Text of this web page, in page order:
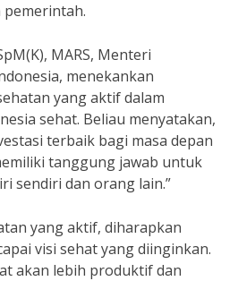
MARS, Menteri
menekankan
yang aktif dalam
sehat. Beliau menyatakan,
terbaik bagi masa depan
tanggung jawab untuk
sendiri dan orang lain.”
yang aktif, diharapkan
visi sehat yang diinginkan.
akan lebih produktif dan